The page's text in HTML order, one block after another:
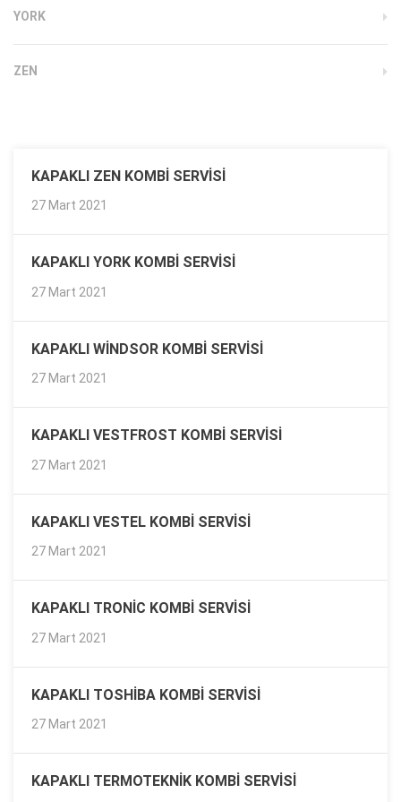
YORK
ZEN
KAPAKLI ZEN KOMBI SERVISI
27 Mart 2021
KAPAKLI YORK KOMBI SERVISI
27 Mart 2021
KAPAKLI WINDSOR KOMBI SERVISI
27 Mart 2021
KAPAKLI VESTFROST KOMBI SERVISI
27 Mart 2021
KAPAKLI VESTEL KOMBI SERVISI
27 Mart 2021
KAPAKLI TRONIC KOMBI SERVISI
27 Mart 2021
KAPAKLI TOSHIBA KOMBI SERVISI
27 Mart 2021
KAPAKLI TERMOTEKNIK KOMBI SERVISI